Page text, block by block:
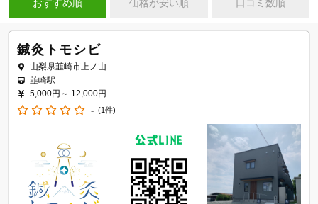
おすすめ順 価格が安い順 口コミ数順
鍼灸トモシビ
山梨県韮崎市上ノ山
韮崎駅
5,000円～ 12,000円
- (1件)